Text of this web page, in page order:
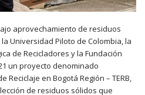
aprovechamiento de residuos
Universidad Piloto de Colombia, la
de Recicladores y la Fundación
un proyecto denominado
Reciclaje en Bogotá Región – TERB,
de residuos sólidos que